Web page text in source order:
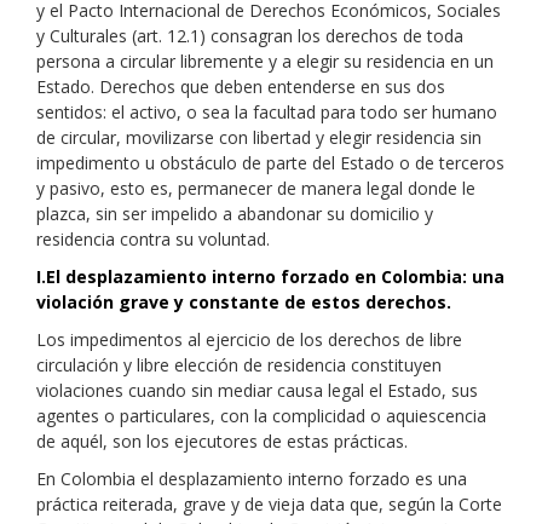
y el Pacto Internacional de Derechos Económicos, Sociales
y Culturales (art. 12.1) consagran los derechos de toda
persona a circular libremente y a elegir su residencia en un
Estado. Derechos que deben entenderse en sus dos
sentidos: el activo, o sea la facultad para todo ser humano
de circular, movilizarse con libertad y elegir residencia sin
impedimento u obstáculo de parte del Estado o de terceros
y pasivo, esto es, permanecer de manera legal donde le
plazca, sin ser impelido a abandonar su domicilio y
residencia contra su voluntad.
I.El desplazamiento interno forzado en Colombia: una
violación grave y constante de estos derechos.
Los impedimentos al ejercicio de los derechos de libre
circulación y libre elección de residencia constituyen
violaciones cuando sin mediar causa legal el Estado, sus
agentes o particulares, con la complicidad o aquiescencia
de aquél, son los ejecutores de estas prácticas.
En Colombia el desplazamiento interno forzado es una
práctica reiterada, grave y de vieja data que, según la Corte